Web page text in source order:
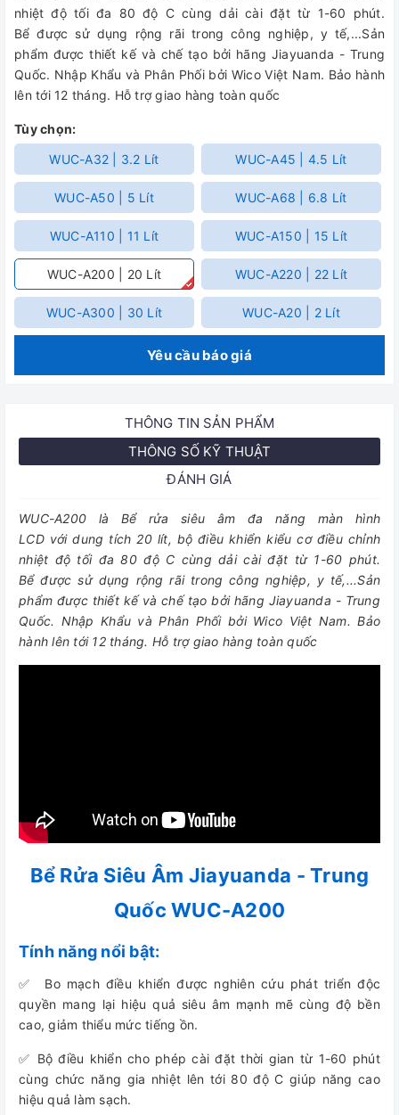
nhiệt độ tối đa 80 độ C cùng dải cài đặt từ 1-60 phút.
Bể được sử dụng rộng rãi trong công nghiệp, y tế,...Sản
phẩm được thiết kế và chế tạo bởi hãng Jiayuanda - Trung
Quốc. Nhập Khẩu và Phân Phối bởi Wico Việt Nam. Bảo hành
lên tới 12 tháng. Hỗ trợ giao hàng toàn quốc
Tùy chọn:
WUC-A32 | 3.2 Lít
WUC-A45 | 4.5 Lít
WUC-A50 | 5 Lít WUC-A68 | 6.8 Lít
WUC-A110 | 11 Lít WUC-A150 | 15 Lít
WUC-A200 | 20 Lít WUC-A220 | 22 Lít
WUC-A300 | 30 Lít WUC-A20 | 2 Lít
Yêu cầu báo giá
THÔNG TIN SẢN PHẨM
THÔNG SỐ KỸ THUẬT
ĐÁNH GIÁ
WUC-A200 là Bể rửa siêu âm đa năng màn hình
LCD với dung tích 20 lít, bộ điều khiển kiểu cơ điều chỉnh
nhiệt độ tối đa 80 độ C cùng dải cài đặt từ 1-60 phút.
Bể được sử dụng rộng rãi trong công nghiệp, y tế,...Sản
phẩm được thiết kế và chế tạo bởi hãng Jiayuanda - Trung
Quốc. Nhập Khẩu và Phân Phối bởi Wico Việt Nam. Bảo
hành lên tới 12 tháng. Hỗ trợ giao hàng toàn quốc
Bể Rửa Siêu Âm Jiayuanda - Trung
Quốc WUC-A200
Tính năng nổi bật:
✅ Bo mạch điều khiển được nghiên cứu phát triển độc
quyền mang lại hiệu quả siêu âm mạnh mẽ cùng độ bền
cao, giảm thiểu mức tiếng ồn.
✅ Bộ điều khiển cho phép cài đặt thời gian từ 1-60 phút
cùng chức năng gia nhiệt lên tới 80 độ C giúp năng cao
hiệu quả làm sạch.